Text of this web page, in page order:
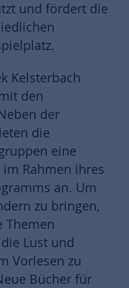
und fördert die
Kelsterbach
den
der
die
eine
Rahmen ihres
an. Um
zu bringen,
Themen
Lust und
Vorlesen zu
Bücher für